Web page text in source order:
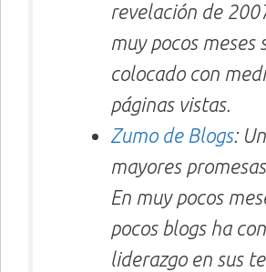
revelación de
muy pocos meses
colocado con
páginas vistas.
Zumo de Blogs:
mayores
En muy pocos
pocos blogs ha
liderazgo en sus